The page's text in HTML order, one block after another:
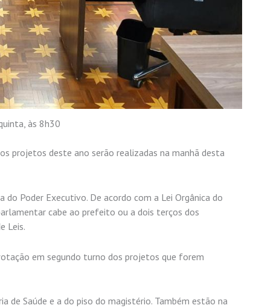
às 8h30
projetos deste ano serão realizadas na manhã desta
Poder Executivo. De acordo com a Lei Orgânica do
cabe ao prefeito ou a dois terços dos
Leis.
em segundo turno dos projetos que forem
Saúde e a do piso do magistério. Também estão na